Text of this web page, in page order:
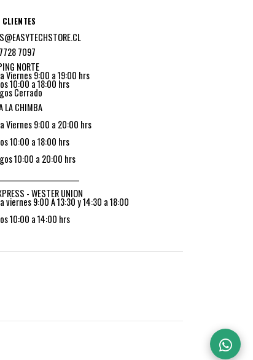
7097
NORTE
Viernes 9:00 a 19:00 hrs
10:00 a 18:00 hrs
Cerrado
LA CHIMBA
Viernes 9:00 a 20:00 hrs
10:00 a 18:00 hrs
10:00 a 20:00 hrs
- WESTER UNION
viernes 9:00 A 13:30 y 14:30 a 18:00
10:00 a 14:00 hrs